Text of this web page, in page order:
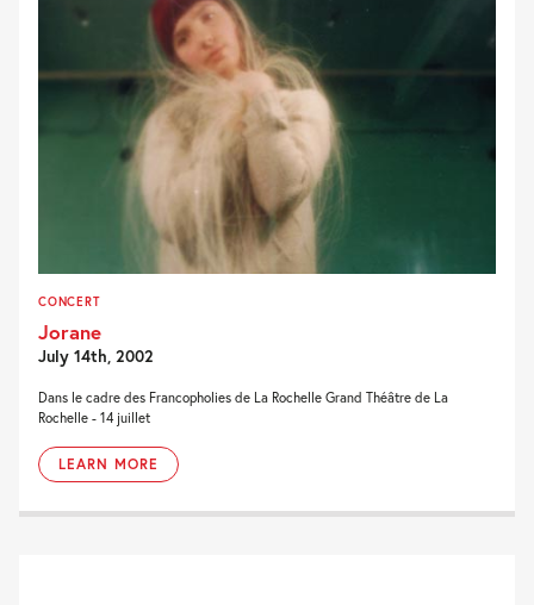
CONCERT
Jorane
July 14th, 2002
Dans le cadre des Francopholies de La Rochelle Grand Théâtre de La
Rochelle - 14 juillet
LEARN MORE